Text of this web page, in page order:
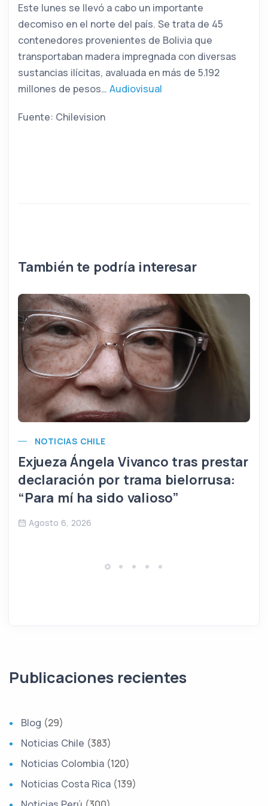
Este lunes se llevó a cabo un importante
decomiso en el norte del país. Se trata de 45
contenedores provenientes de Bolivia que
transportaban madera impregnada con diversas
sustancias ilícitas, avaluada en más de 5.192
millones de pesos… Audiovisual
Fuente: Chilevision
También te podría interesar
NOTICIAS CHILE
Exjueza Ángela Vivanco tras prestar
declaración por trama bielorrusa:
“Para mí ha sido valioso”
Agosto 6, 2026
Publicaciones recientes
Blog (29)
Noticias Chile (383)
Noticias Colombia (120)
Noticias Costa Rica (139)